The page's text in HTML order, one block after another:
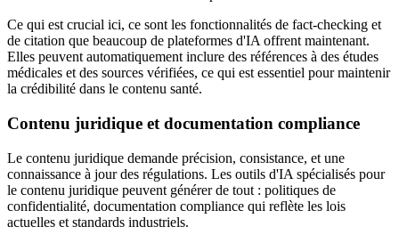
Ce qui est crucial ici, ce sont les fonctionnalités de fact-checking et
de citation que beaucoup de plateformes d'IA offrent maintenant.
Elles peuvent automatiquement inclure des références à des études
médicales et des sources vérifiées, ce qui est essentiel pour maintenir
la crédibilité dans le contenu santé.
Contenu juridique et documentation compliance
Le contenu juridique demande précision, consistance, et une
connaissance à jour des régulations. Les outils d'IA spécialisés pour
le contenu juridique peuvent générer de tout : politiques de
confidentialité, documentation compliance qui reflète les lois
actuelles et standards industriels.